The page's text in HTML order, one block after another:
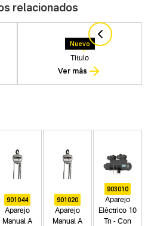
relacionados
Nuevo
Titulo
Codigo
Ver más
901044
Aparejo
Manual A
901020
Aparejo
Manual A
903010
Aparejo
Eléctrico 10
Tn - Con